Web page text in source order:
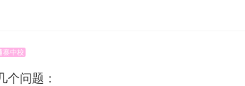
寨中校
个问题：